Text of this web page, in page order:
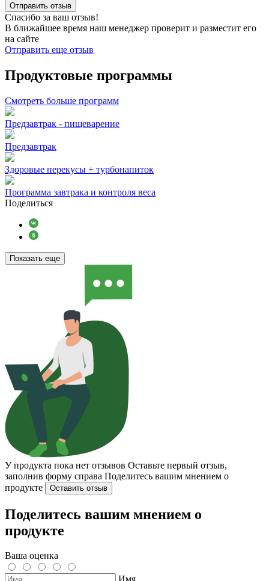
Отправить отзыв
Спасибо за ваш отзыв!
В ближайшее время наш менеджер проверит и разместит его
на сайте
Отправить еще отзыв
Продуктовые программы
Смотреть больше программ
Предзавтрак - пищеварение
Предзавтрак
Здоровые перекусы + турбонапиток
Программа завтрака и контроля веса
Поделиться
Показать еще
У продукта пока нет отзывов Оставьте первый отзыв,
заполнив форму справа Поделитесь вашим мнением о
продукте
Оставить отзыв
Поделитесь вашим мнением о
продукте
Ваша оценка